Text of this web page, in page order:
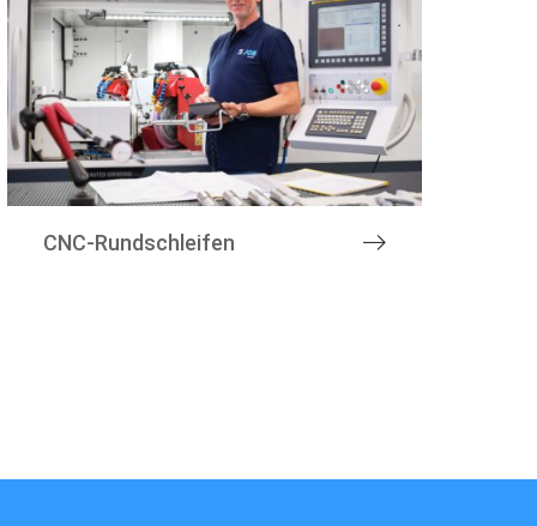
CNC-Rundschleifen